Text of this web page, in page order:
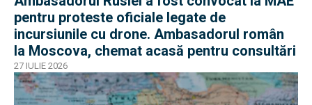
pentru proteste oficiale legate de
incursiunile cu drone. Ambasadorul român
la Moscova, chemat acasă pentru consultări
27 IULIE 2026